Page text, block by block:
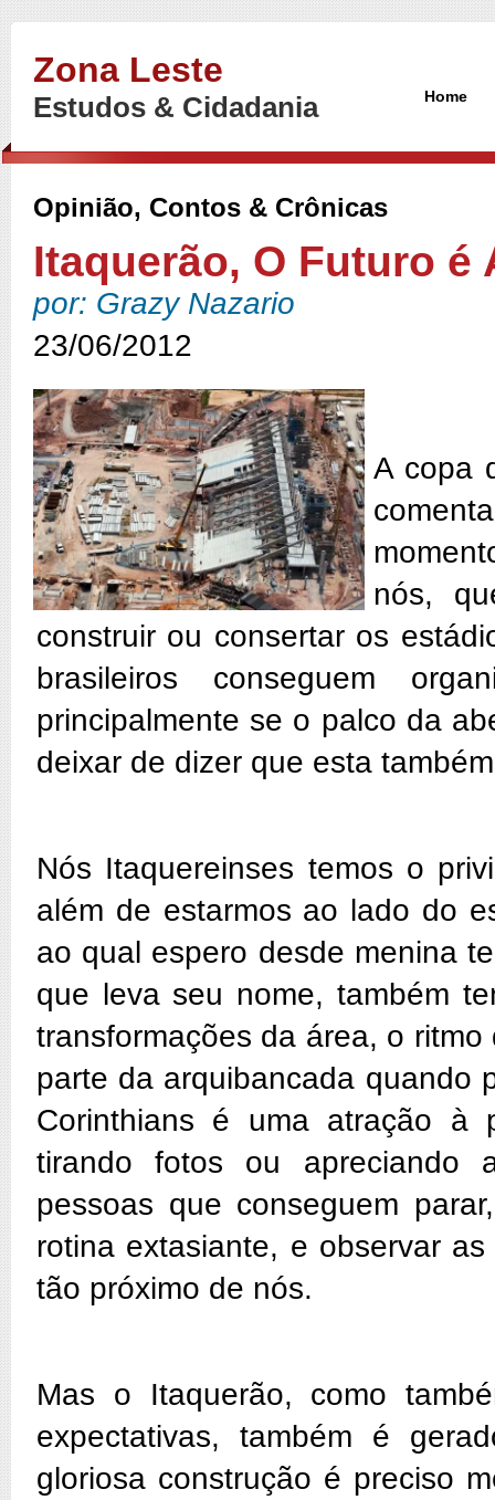
Zona Leste
Estudos & Cidadania Home
Opinião, Contos & Crônicas
Itaquerão, O Futuro é
por: Grazy Nazario
23/06/2012
A copa
nós,
construir ou consertar os
brasileiros conseguem
principalmente se o palco da
deixar de dizer que esta
Nós Itaquereinses temos o
além de estarmos ao lado do
ao qual espero desde menina
que leva seu nome, também
transformações da área, o
parte da arquibancada quando
Corinthians é uma atração à
tirando fotos ou apreciando
pessoas que conseguem
rotina extasiante, e observar
tão próximo de nós.
Mas o Itaquerão, como
expectativas, também é
gloriosa construção é preciso